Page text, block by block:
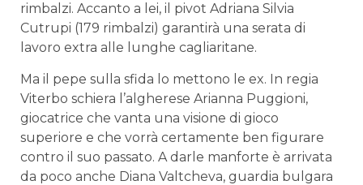
rimbalzi. Accanto a lei, il pivot Adriana Silvia
Cutrupi (179 rimbalzi) garantirà una serata di
lavoro extra alle lunghe cagliaritane.
Ma il pepe sulla sfida lo mettono le ex. In regia
Viterbo schiera l’algherese Arianna Puggioni,
giocatrice che vanta una visione di gioco
superiore e che vorrà certamente ben figurare
contro il suo passato. A darle manforte è arrivata
da poco anche Diana Valtcheva, guardia bulgara